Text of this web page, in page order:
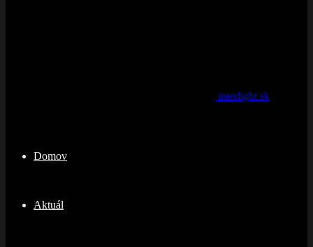
interlight.sk
Domov
Aktuál